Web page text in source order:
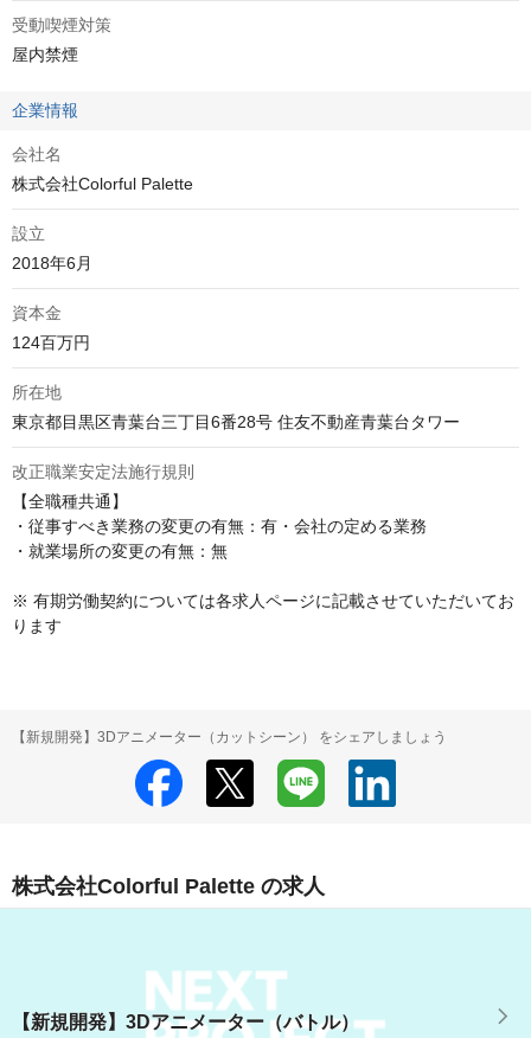
受動喫煙対策
屋内禁煙
企業情報
会社名
株式会社Colorful Palette
設立
2018年6月
資本金
124百万円
所在地
東京都目黒区青葉台三丁目6番28号 住友不動産青葉台タワー
改正職業安定法施行規則
【全職種共通】
・従事すべき業務の変更の有無：有・会社の定める業務
・就業場所の変更の有無：無
※ 有期労働契約については各求人ページに記載させていただいてお
ります
【新規開発】3Dアニメーター（カットシーン） をシェアしましょう
株式会社Colorful Palette の求人
【新規開発】3Dアニメーター（バトル）